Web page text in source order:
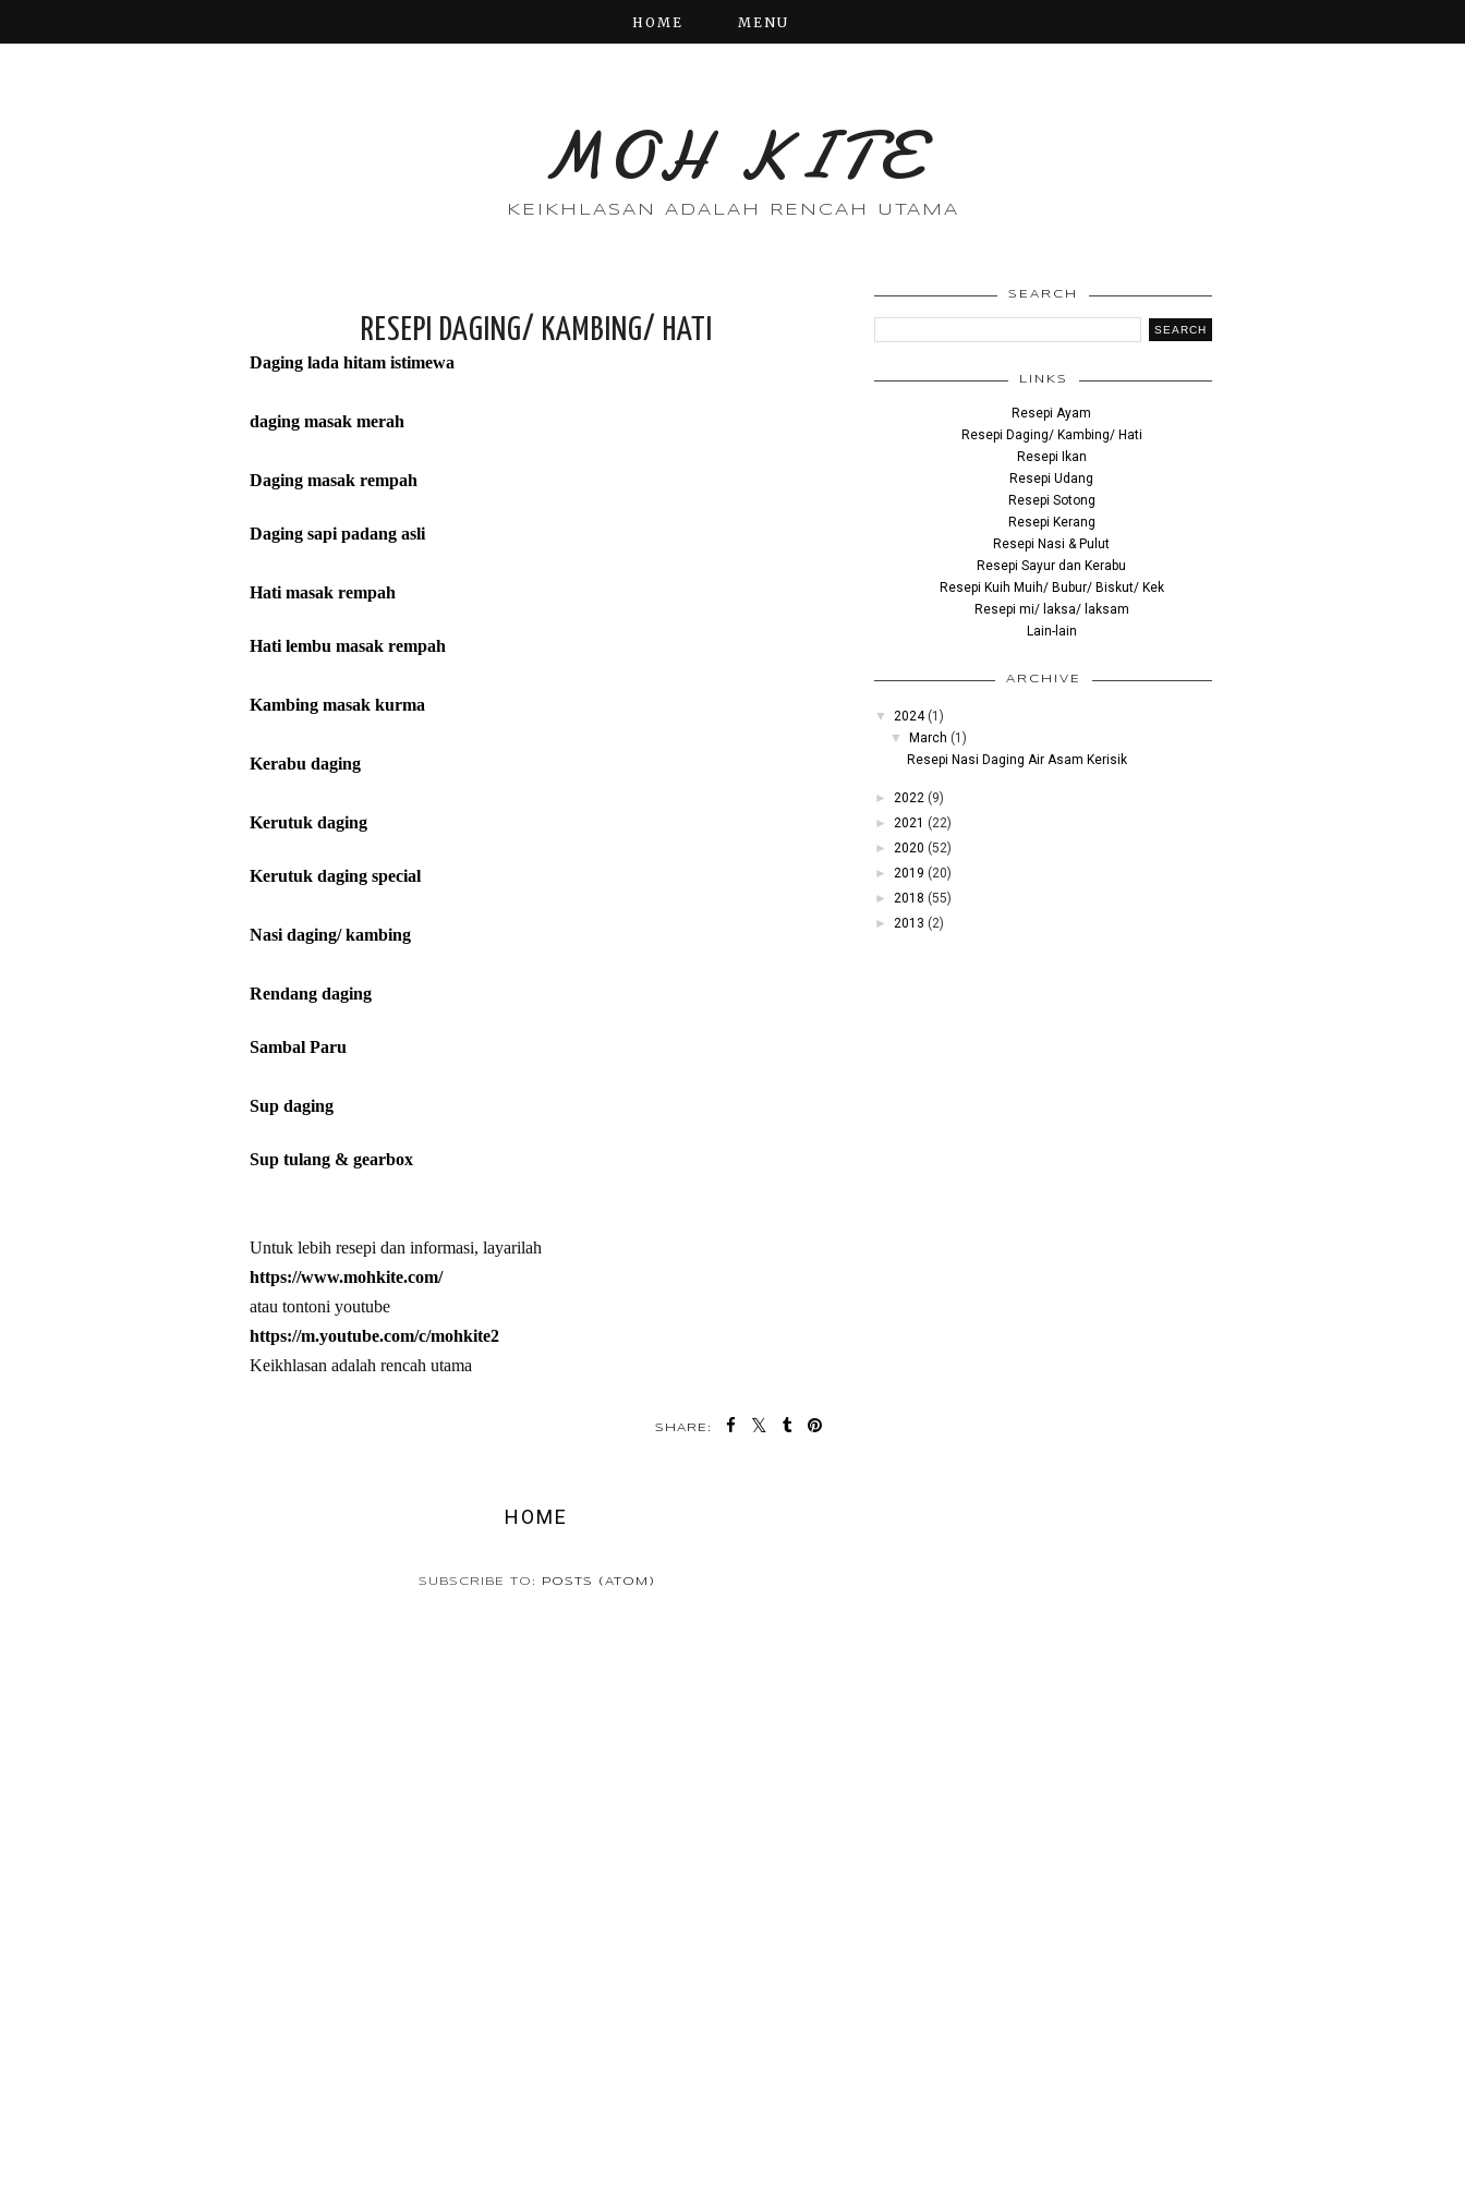
HOME MENU
MOH KITE
KEIKHLASAN ADALAH RENCAH UTAMA
RESEPI DAGING/ KAMBING/ HATI
Daging lada hitam istimewa
daging masak merah
Daging masak rempah
Daging sapi padang asli
Hati masak rempah
Hati lembu masak rempah
Kambing masak kurma
Kerabu daging
Kerutuk daging
Kerutuk daging special
Nasi daging/ kambing
Rendang daging
Sambal Paru
Sup daging
Sup tulang & gearbox
Untuk lebih resepi dan informasi, layarilah
https://www.mohkite.com/
atau tontoni youtube
https://m.youtube.com/c/mohkite2
Keikhlasan adalah rencah utama
SHARE:
HOME
SUBSCRIBE TO: POSTS (ATOM)
SEARCH
LINKS
Resepi Ayam
Resepi Daging/ Kambing/ Hati
Resepi Ikan
Resepi Udang
Resepi Sotong
Resepi Kerang
Resepi Nasi & Pulut
Resepi Sayur dan Kerabu
Resepi Kuih Muih/ Bubur/ Biskut/ Kek
Resepi mi/ laksa/ laksam
Lain-lain
ARCHIVE
▼ 2024 (1)
▼
March (1)
Resepi Nasi Daging Air Asam Kerisik
► 2022 (9)
► 2021 (22)
► 2020 (52)
► 2019 (20)
► 2018 (55)
► 2013 (2)